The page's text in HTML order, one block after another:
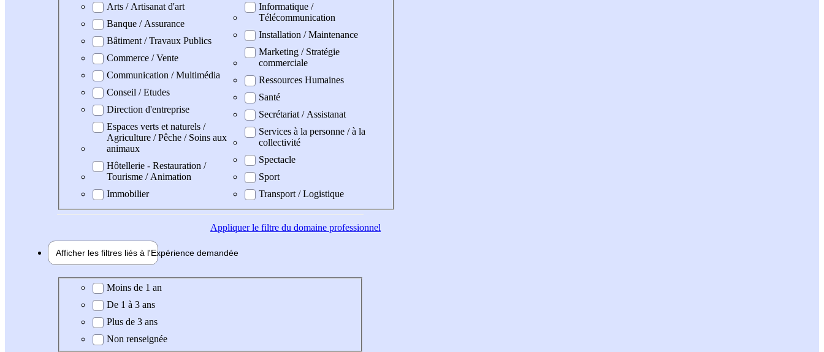
Arts / Artisanat d'art
Banque / Assurance
Bâtiment / Travaux Publics
Commerce / Vente
Communication / Multimédia
Conseil / Etudes
Direction d'entreprise
Espaces verts et naturels /
Agriculture / Pêche / Soins aux
animaux
Hôtellerie - Restauration /
Tourisme / Animation
Immobilier
Informatique /
Télécommunication
Installation / Maintenance
Marketing / Stratégie
commerciale
Ressources Humaines
Santé
Secrétariat / Assistanat
Services à la personne / à la
collectivité
Spectacle
Sport
Transport / Logistique
Appliquerle filtre du domaine professionnel
Afficher les filtres liés à l'Expérience demandée
Expérience demandée
Moins de 1 an
De 1 à 3 ans
Plus de 3 ans
Non renseignée